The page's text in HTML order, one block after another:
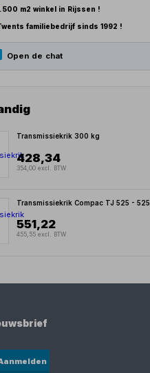
m2 winkel in Rijssen !
familiebedrijf sinds 1992 !
Open de chat
Transmissiekrik 300 kg
428,34
354,00 excl. BTW
Transmissiekrik Compac TJ 525 -
551,22
455,55 excl. BTW